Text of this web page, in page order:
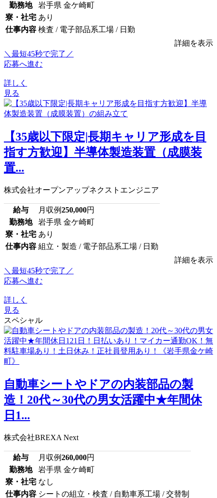
勤務地
岩手県 金ケ崎町
寮・社宅 あり
仕事内容 検査 / 電子部品系工場 / 日勤
詳細を表示
＼最短45秒で完了／
応募へ進む
詳しく
見る
【35歳以下限定|長期キャリア形成を目
指す方歓迎】半導体製造装置（成膜装
置...
株式会社オープンアップネクストエンジニア
給与 月収例250,000円
勤務地
岩手県 金ケ崎町
寮・社宅 あり
仕事内容 組立・製造 / 電子部品系工場 / 日勤
詳細を表示
＼最短45秒で完了／
応募へ進む
詳しく
見る
スペシャル
自動車シートやドアの内装部品の製
造！20代～30代の男女活躍中★年間休
日1...
株式会社BREXA Next
給与 月収例260,000円
勤務地
岩手県 金ケ崎町
寮・社宅 なし
仕事内容 シートの組立・検査 / 自動車系工場 / 交替制